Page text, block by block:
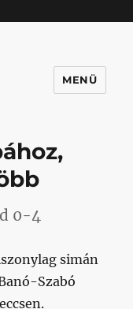
MENÜ
0-4
simán
Szabó